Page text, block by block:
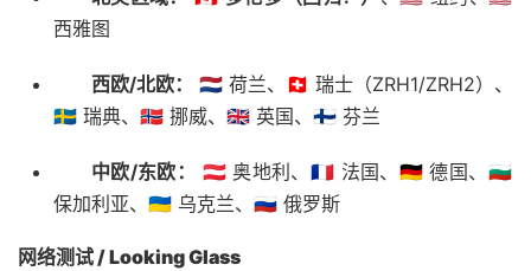
西雅图
西欧/北欧：
🇳🇱 荷兰、🇨🇭 瑞士（ZRH1/ZRH2）、
🇸🇪 瑞典、🇳🇴 挪威、🇬🇧 英国、🇫🇮 芬兰
中欧/东欧：
🇦🇹 奥地利、🇫🇷 法国、🇩🇪 德国、🇧🇬
保加利亚、🇺🇦 乌克兰、🇷🇺 俄罗斯
网络测试/ Looking Glass